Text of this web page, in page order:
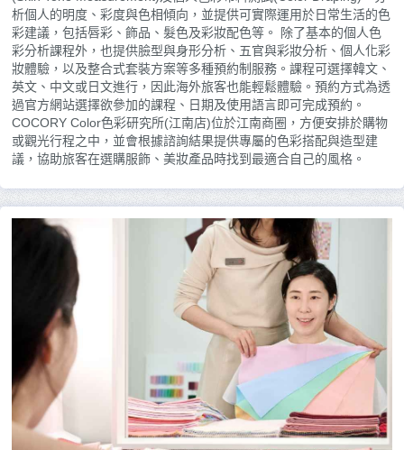
析個人的明度、彩度與色相傾向，並提供可實際運用於日常生活的色
彩建議，包括唇彩、飾品、髮色及彩妝配色等。 除了基本的個人色
彩分析課程外，也提供臉型與身形分析、五官與彩妝分析、個人化彩
妝體驗，以及整合式套裝方案等多種預約制服務。課程可選擇韓文、
英文、中文或日文進行，因此海外旅客也能輕鬆體驗。預約方式為透
過官方網站選擇欲參加的課程、日期及使用語言即可完成預約。
COCORY Color色彩研究所(江南店)位於江南商圈，方便安排於購物
或觀光行程之中，並會根據諮詢結果提供專屬的色彩搭配與造型建
議，協助旅客在選購服飾、美妝產品時找到最適合自己的風格。